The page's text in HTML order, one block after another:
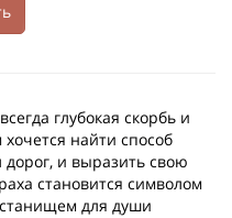
глубокая скорбь и
найти способ
дорог, и выразить свою
становится символом
для души